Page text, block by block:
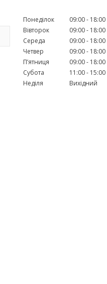
Понеділок 09:00
18:00
Вівторок
09:00
18:00
Середа
09:00
18:00
Четвер
09:00
18:00
Пʼятниця
09:00
18:00
Субота
11:00
15:00
Неділя
Вихідний